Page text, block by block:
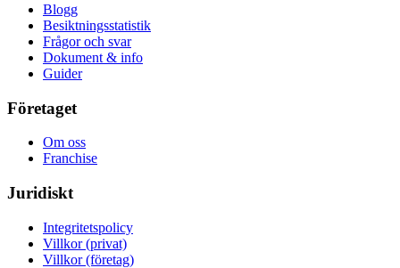
Blogg
Besiktningsstatistik
Frågor och svar
Dokument & info
Guider
Företaget
Om oss
Franchise
Juridiskt
Integritetspolicy
Villkor (privat)
Villkor (företag)